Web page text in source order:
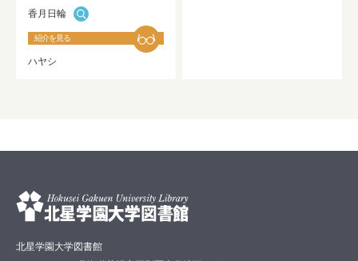
香月日輪
紹介を見る
ハヤシ
北星学園大学図書館